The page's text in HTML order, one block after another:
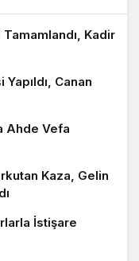
Kadir
Canan
Ahde Vefa
Kaza, Gelin
İstişare